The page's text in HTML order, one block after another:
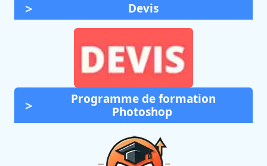
Devis
Programme de formation
Photoshop